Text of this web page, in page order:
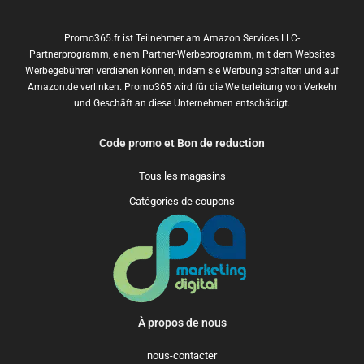
Promo365.fr ist Teilnehmer am Amazon Services LLC-
Partnerprogramm, einem Partner-Werbeprogramm, mit dem Websites
Werbegebühren verdienen können, indem sie Werbung schalten und auf
Amazon.de verlinken. Promo365 wird für die Weiterleitung von Verkehr
und Geschäft an diese Unternehmen entschädigt.
Code promo et Bon de reduction
Tous les magasins
Catégories de coupons
À propos de nous
nous-contacter